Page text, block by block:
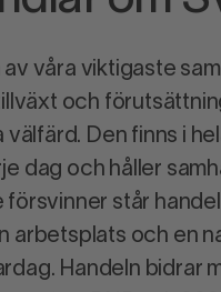
av våra viktigaste
och
välfärd. Den finns i
dag och håller
försvinner står
arbetsplats och en
Handeln bidrar